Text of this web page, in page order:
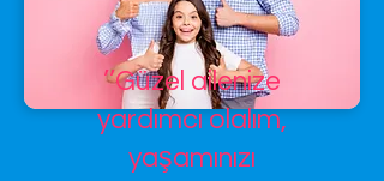
’’Güzel ailenize
yardımcı olalım,
yaşamınızı